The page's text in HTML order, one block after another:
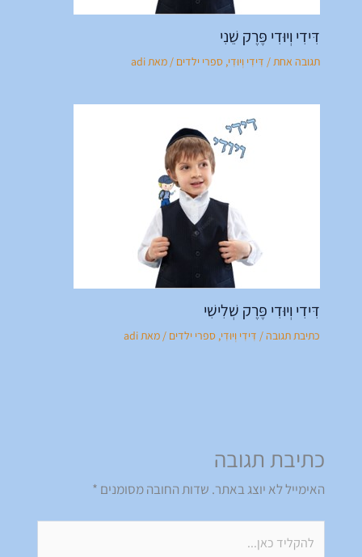
דִּידִי וְיוּדִי פֶּרֶק שֵׁנִי
תגובה אחת / דִּידִי וְיוּדִי, ספרי ילדים / מאת adi
דִּידִי וְיוּדִי פֶּרֶק שְׁלִישִׁי
כתיבת תגובה/ דִּידִי וְיוּדִי, ספרי ילדים / מאת adi
כתיבת תגובה
האימייל לא יוצג באתר. שדות החובה מסומנים *